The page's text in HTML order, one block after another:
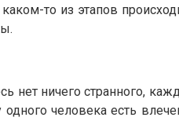
то из этапов
нет ничего странного,
человека есть